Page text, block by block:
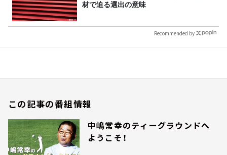
材で迫る選出の意味
Recommended by
この記事の番組情報
中嶋常幸のティーグラウンドへ
ようこそ！